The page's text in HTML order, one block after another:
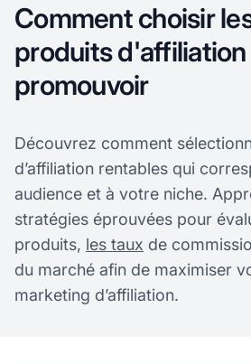
Comment choisir
produits d'affiliation
promouvoir
Découvrez comment
d’affiliation rentables qui
audience et à votre niche.
stratégies éprouvées pour
produits, les taux de
du marché afin de maximiser
marketing d’affiliation.